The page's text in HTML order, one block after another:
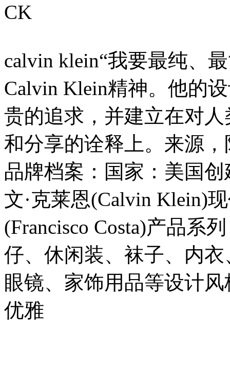
CK
calvin klein“我要最纯、
Calvin Klein精神。他的
贵的追求，并建立在对
和分享的诠释上。来源
品牌档案：国家：美国
文·克莱恩(Calvin Klein)
(Francisco Costa)产品系
仔、休闲装、袜子、内
眼镜、家饰用品等设计
优雅